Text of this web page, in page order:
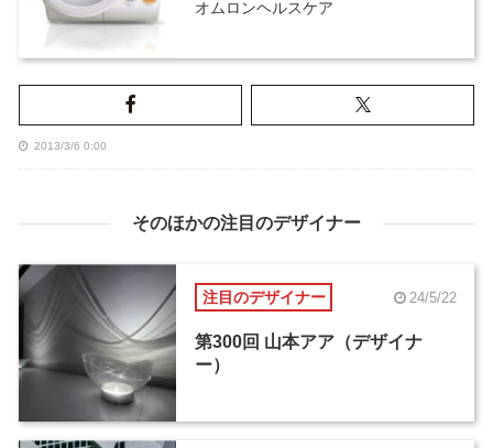
オムロンヘルスケア
2013/3/6 0:00
そのほかの注目のデザイナー
注目のデザイナー 24/5/22
第300回 山本アア（デザイナ
ー）